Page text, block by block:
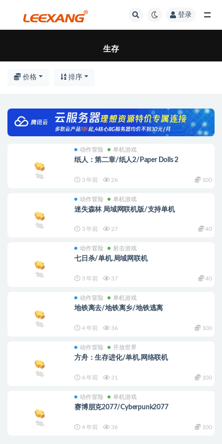
登录
生存
价格 排序
动作冒险 单机游戏
纸人：第二章/纸人2/Paper Dolls 2
3 年前 26 100
动作冒险 单机游戏
迷失森林 局域网联机版/支持单机
3 年前 27 40
动作冒险 射击游戏
七日杀/单机.局域网联机
3 年前 37 40
动作冒险 单机游戏
地铁离去/地铁离乡/地铁逃离
4 年前 36 100
动作冒险 开放世界
方舟：生存进化/单机.网络联机
4 年前 31 100
动作冒险 单机游戏
赛博朋克2077/Cyberpunk2077
4 年前 36 100